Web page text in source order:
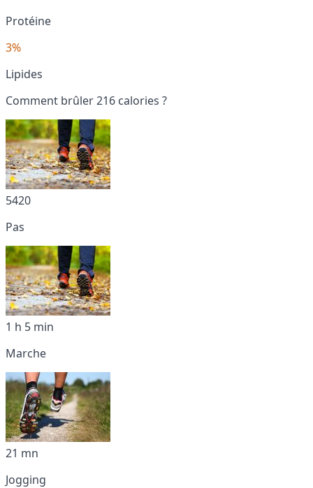
Protéine
3%
Lipides
Comment brûler 216 calories ?
5420
Pas
1 h 5 min
Marche
21 mn
Jogging